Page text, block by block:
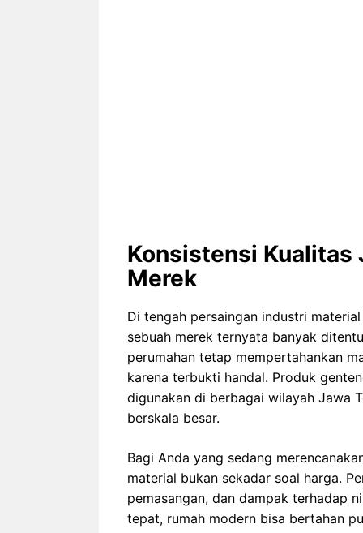
Konsistensi Kualitas
Merek
Di tengah persaingan industri
sebuah merek ternyata banyak
perumahan tetap mempertahankan
karena terbukti handal. Produk
digunakan di berbagai wilayah Jawa
berskala besar.
Bagi Anda yang sedang
material bukan sekadar soal harga.
pemasangan, dan dampak terhadap
tepat, rumah modern bisa bertahan